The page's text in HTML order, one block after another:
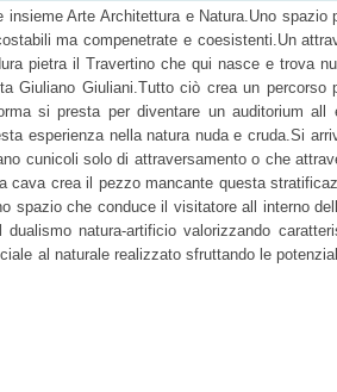
insieme Arte Architettura e Natura.Uno
ma compenetrate e coesistenti.Un
pietra il Travertino che qui nasce e trova
Giuliano Giuliani.Tutto ciò crea un percorso
si presta per diventare un auditorium all
esperienza nella natura nuda e cruda.Si
cunicoli solo di attraversamento o che
cava crea il pezzo mancante questa
spazio che conduce il visitatore all interno
dualismo natura-artificio valorizzando
al naturale realizzato sfruttando le